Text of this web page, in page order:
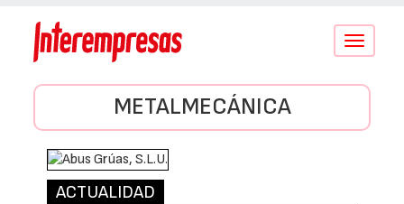
Conmutar
METALMECÁNICA
ACTUALIDAD